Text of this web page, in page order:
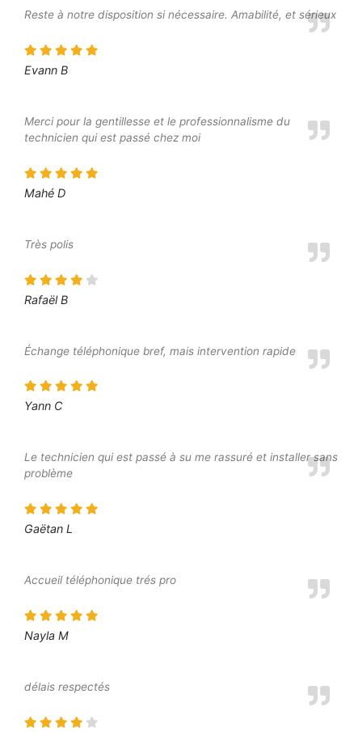
Reste à notre disposition si nécessaire. Amabilité, et sérieux
Evann B
Merci pour la gentillesse et le professionnalisme du
technicien qui est passé chez moi
Mahé D
Très polis
Rafaël B
Échange téléphonique bref, mais intervention rapide
Yann C
Le technicien qui est passé à su me rassuré et installer sans
problème
Gaëtan L
Accueil téléphonique trés pro
Nayla M
délais respectés